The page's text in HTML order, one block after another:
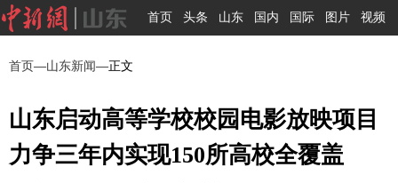
首页 头条 山东 国内 国际 图片 视频
首页—山东新闻—正文
山东启动高等学校校园电影放映项目
力争三年内实现150所高校全覆盖